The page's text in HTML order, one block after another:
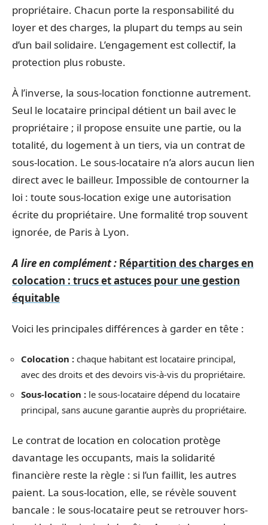
propriétaire. Chacun porte la responsabilité du
loyer et des charges, la plupart du temps au sein
d’un bail solidaire. L’engagement est collectif, la
protection plus robuste.
À l’inverse, la sous-location fonctionne autrement.
Seul le locataire principal détient un bail avec le
propriétaire ; il propose ensuite une partie, ou la
totalité, du logement à un tiers, via un contrat de
sous-location. Le sous-locataire n’a alors aucun lien
direct avec le bailleur. Impossible de contourner la
loi : toute sous-location exige une autorisation
écrite du propriétaire. Une formalité trop souvent
ignorée, de Paris à Lyon.
A lire en complément : Répartition des charges en
colocation : trucs et astuces pour une gestion
équitable
Voici les principales différences à garder en tête :
Colocation : chaque habitant est locataire principal,
avec des droits et des devoirs vis-à-vis du propriétaire.
Sous-location : le sous-locataire dépend du locataire
principal, sans aucune garantie auprès du propriétaire.
Le contrat de location en colocation protège
davantage les occupants, mais la solidarité
financière reste la règle : si l’un faillit, les autres
paient. La sous-location, elle, se révèle souvent
bancale : le sous-locataire peut se retrouver hors-